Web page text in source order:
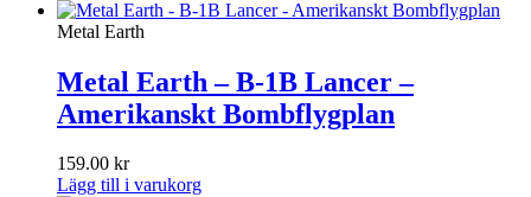
Metal Earth
Metal Earth – B-1B Lancer –
Amerikanskt Bombflygplan
159.00 kr
Lägg till i varukorg